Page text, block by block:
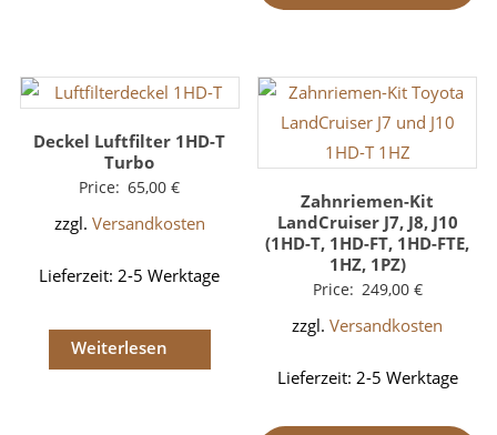
Deckel Luftfilter 1HD-T
Turbo
Price: 65,00€
zzgl. Versandkosten
Lieferzeit:2-5 Werktage
Weiterlesen
Zahnriemen-Kit
LandCruiser J7, J8, J10
(1HD-T, 1HD-FT, 1HD-FTE,
1HZ, 1PZ)
Price: 249,00 €
zzgl.Versandkosten
Lieferzeit: 2-5 Werktage